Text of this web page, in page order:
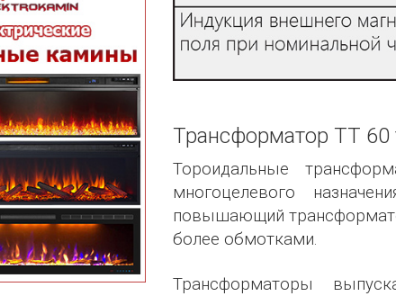
Трансформатор ТТ 60
Тороидальные
многоцелевого
повышающий
более обмотками.
Трансформаторы